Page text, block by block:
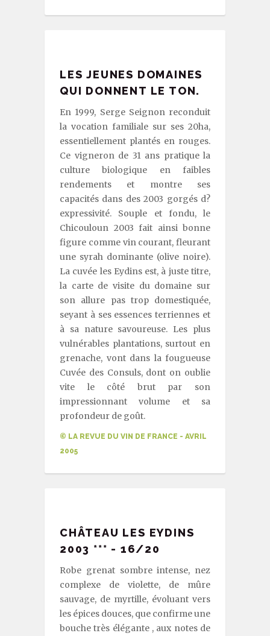
LES JEUNES DOMAINES
QUI DONNENT LE TON.
En 1999, Serge Seignon reconduit
la vocation familiale sur ses 20ha,
essentiellement plantés en rouges.
Ce vigneron de 31 ans pratique la
culture biologique en faibles
rendements et montre ses
capacités dans des 2003 gorgés d?
expressivité. Souple et fondu, le
Chicouloun 2003 fait ainsi bonne
figure comme vin courant, fleurant
une syrah dominante (olive noire).
La cuvée les Eydins est, à juste titre,
la carte de visite du domaine sur
son allure pas trop domestiquée,
seyant à ses essences terriennes et
à sa nature savoureuse. Les plus
vulnérables plantations, surtout en
grenache, vont dans la fougueuse
Cuvée des Consuls, dont on oublie
vite le côté brut par son
impressionnant volume et sa
profondeur de goût.
© LA REVUE DU VIN DE FRANCE - AVRIL
2005
CHÂTEAU LES EYDINS
2003 *** - 16/20
Robe grenat sombre intense, nez
complexe de violette, de mûre
sauvage, de myrtille, évoluant vers
les épices douces, que confirme une
bouche très élégante , aux notes de